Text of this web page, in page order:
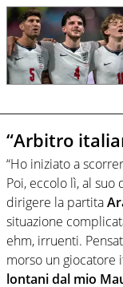
“Arbitro
“Ho iniziato a
Poi, eccolo lì, al
dirigere la partita
situazione
ehm, irruenti.
morso un giocatore
lontani dal mio